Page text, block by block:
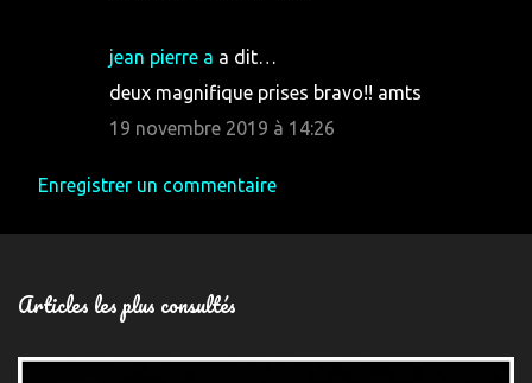
jean pierre a a dit…
deux magnifique prises bravo!! amts
19 novembre 2019 à 14:26
Enregistrer un commentaire
Articles les plus consultés